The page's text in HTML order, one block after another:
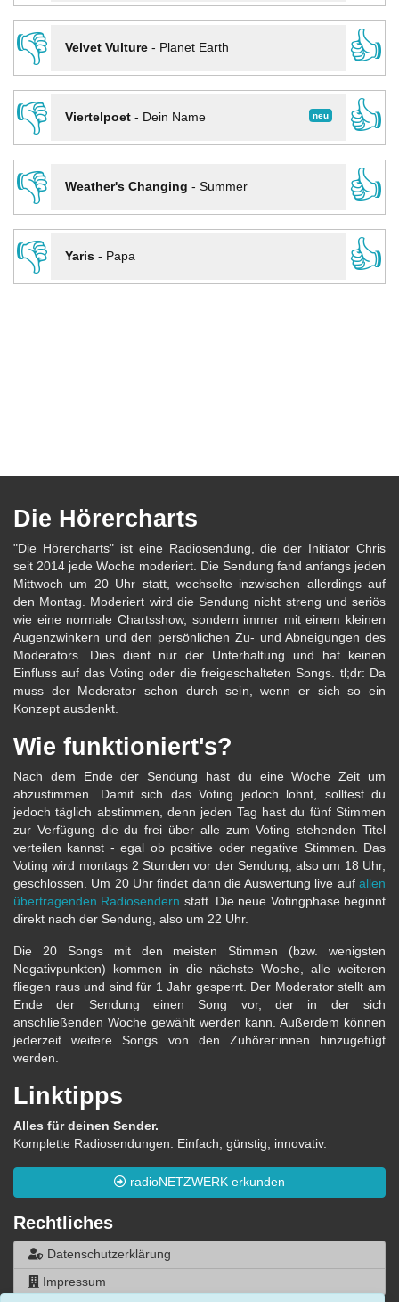
👎
Velvet Vulture- Planet Earth
👍
👎
neu
Viertelpoet- Dein Name
👍
👎
Weather's Changing - Summer
👍
👎
Yaris- Papa 👍
Die Hörercharts
"Die Hörercharts" ist eine Radiosendung, die der Initiator Chris
seit 2014 jede Woche moderiert. Die Sendung fand anfangs jeden
Mittwoch um 20 Uhr statt, wechselte inzwischen allerdings auf
den Montag. Moderiert wird die Sendung nicht streng und seriös
wie eine normale Chartsshow, sondern immer mit einem kleinen
Augenzwinkern und den persönlichen Zu- und Abneigungen des
Moderators. Dies dient nur der Unterhaltung und hat keinen
Einfluss auf das Voting oder die freigeschalteten Songs. tl;dr: Da
muss der Moderator schon durch sein, wenn er sich so ein
Konzept ausdenkt.
Wie funktioniert's?
Nach dem Ende der Sendung hast du eine Woche Zeit um
abzustimmen. Damit sich das Voting jedoch lohnt, solltest du
jedoch täglich abstimmen, denn jeden Tag hast du fünf Stimmen
zur Verfügung die du frei über alle zum Voting stehenden Titel
verteilen kannst - egal ob positive oder negative Stimmen. Das
Voting wird montags 2 Stunden vor der Sendung, also um 18 Uhr,
geschlossen. Um 20 Uhr findet dann die Auswertung live auf allen
übertragenden Radiosendern statt. Die neue Votingphase beginnt
direkt nach der Sendung, also um 22 Uhr.
Die 20 Songs mit den meisten Stimmen (bzw. wenigsten
Negativpunkten) kommen in die nächste Woche, alle weiteren
fliegen raus und sind für 1 Jahr gesperrt. Der Moderator stellt am
Ende der Sendung einen Song vor, der in der sich
anschließenden Woche gewählt werden kann. Außerdem können
jederzeit weitere Songs von den Zuhörer:innen hinzugefügt
werden.
Linktipps
Alles für deinen Sender.
Komplette Radiosendungen. Einfach, günstig, innovativ.
radioNETZWERK erkunden
Rechtliches
Datenschutzerklärung
Impressum